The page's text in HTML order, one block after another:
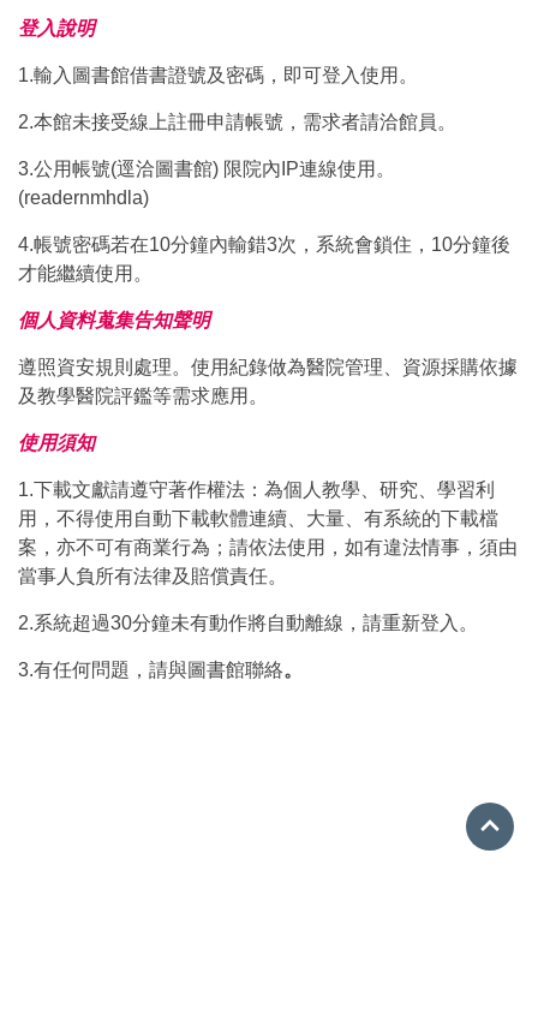
登入說明
1.輸入圖書館借書證號及密碼，即可登入使用。
2.本館未接受線上註冊申請帳號，需求者請洽館員。
3.公用帳號(逕洽圖書館) 限院內IP連線使用。
(readernmhdla)
4.帳號密碼若在10分鐘內輸錯3次，系統會鎖住，10分鐘後
才能繼續使用。
個人資料蒐集告知聲明
遵照資安規則處理。使用紀錄做為醫院管理、資源採購依據
及教學醫院評鑑等需求應用。
使用須知
1.下載文獻請遵守著作權法：為個人教學、研究、學習利
用，不得使用自動下載軟體連續、大量、有系統的下載檔
案，亦不可有商業行為；請依法使用，如有違法情事，須由
當事人負所有法律及賠償責任。
2.系統超過30分鐘未有動作將自動離線，請重新登入。
3.有任何問題，請與圖書館聯絡。